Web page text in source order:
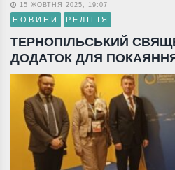
15 ЖОВТНЯ 2025, 19:07
НОВИНИ РЕЛІГІЯ
ТЕРНОПІЛЬСЬКИЙ
ДОДАТОК ДЛЯ